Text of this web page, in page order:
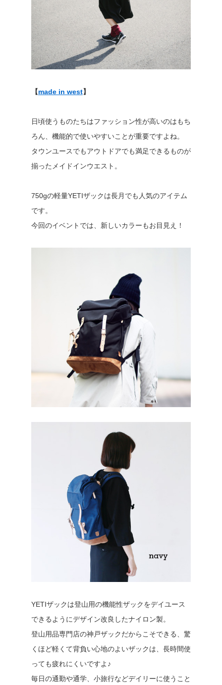
【made in west】
日頃使うものたちはファッション性が高いのはもち
ろん、機能的で使いやすいことが重要ですよね。
タウンユースでもアウトドアでも満足できるものが
揃ったメイドインウエスト。
750gの軽量YETIザックは長月でも人気のアイテム
です。
今回のイベントでは、新しいカラーもお目見え！
YETIザックは登山用の機能性ザックをデイユース
できるようにデザイン改良したナイロン製。
登山用品専門店の神戸ザックだからこそできる、驚
くほど軽くて背負い心地のよいザックは、長時間使
っても疲れにくいですよ♪
毎日の通勤や通学、小旅行などデイリーに使うこと